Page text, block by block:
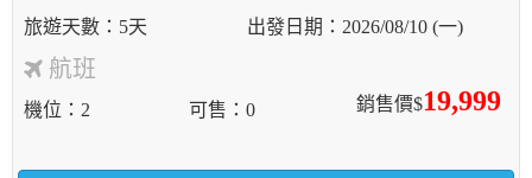
5天 2026/08/10 (一)
航班
銷售價$19,999
機位 2 可售 0